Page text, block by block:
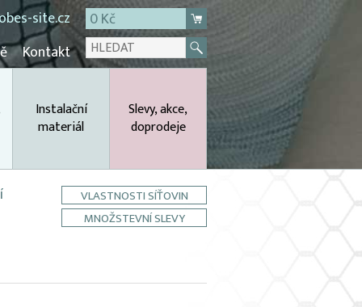
site.cz
0 Kč
Kontakt
Instalační
materiál
Slevy, akce,
doprodeje
VLASTNOSTI SÍŤOVIN
MNOŽSTEVNÍ SLEVY